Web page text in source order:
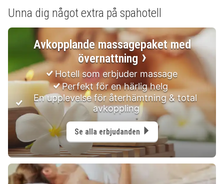
Unna dig något extra på spahotell
Avkopplande massagepaket med
övernattning
Hotell som erbjuder massage
Perfekt för en härlig helg
En upplevelse för återhämtning & total
avkoppling
Se alla erbjudanden